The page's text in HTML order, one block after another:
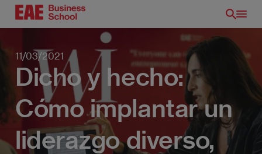
Pasar
principal
11/03/2021
Dicho y hecho:
Cómo implantar un
liderazgo diverso,